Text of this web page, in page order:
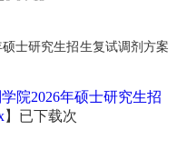
士研究生招生复试调剂方案
院2026年硕士研究生招
】已下载次